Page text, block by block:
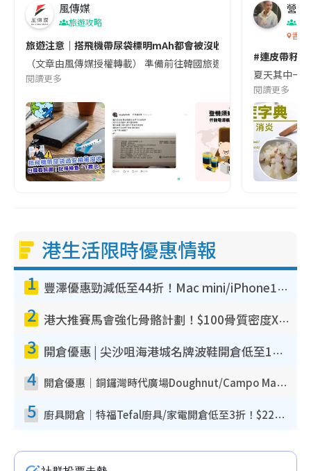
風傳媒
旅遊攻略
旅遊注意｜搭飛機帶尿袋標明mAh都會被沒收😱出發前切記檢查
（文章由風傳媒授權轉載） 準備前往韓國旅遊的民眾，近期要
閱讀更多
營養
香港
#連皮帶籽
夏天其中一
閱讀更多
港生活限時優惠情報
1 豐澤優惠勁減低至44折！Mac mini/iPhone17Pro大減價！廚房家電$220起
2 港大推賽馬會強化骨骼計劃！$100骨質密度X光檢查 完成免費運動訓練送超市禮券！附參加資格
3 開倉優惠 | 尖沙咀海港城名牌波鞋開倉低至1折！On鞋$899起／Joy&Peace鞋履$98起
4 開倉優惠｜銅鑼灣時代廣場Doughnut/Campo Marzio開倉低至1折！背囊、書包、手袋劈價$200起
5 廚具開倉｜特福Tefal廚具/家電開倉低至3折！$220起買平底鍋/炒鑊/湯煲！電飯煲/吸塵機/燙斗$418起